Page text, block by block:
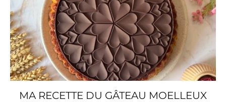
MA RECETTE DU GÂTEAU MOELLEUX